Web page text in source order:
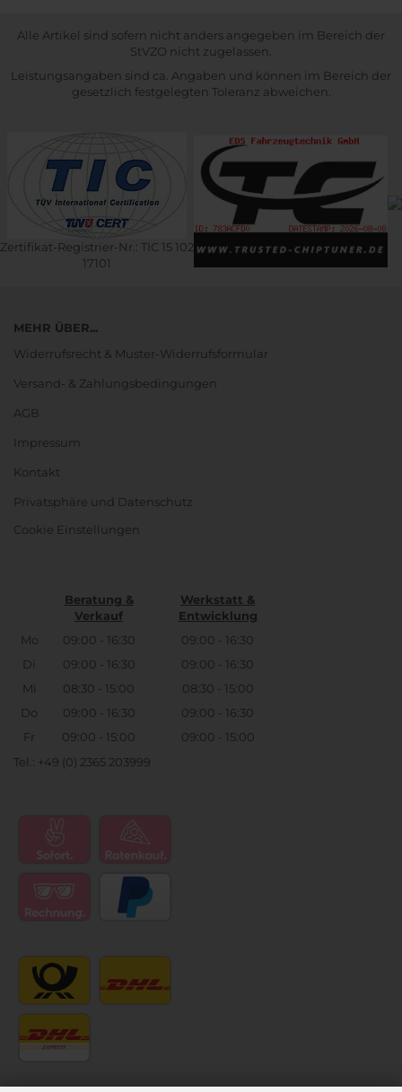
Alle Artikel sind sofern nicht anders angegeben im Bereich der
StVZO nicht zugelassen.
Leistungsangaben sind ca. Angaben und können im Bereich der
gesetzlich festgelegten Toleranz abweichen.
Zertifikat-Registrier-Nr.: TIC 15 102
17101
MEHR ÜBER...
Widerrufsrecht & Muster-Widerrufsformular
Versand- & Zahlungsbedingungen
AGB
Impressum
Kontakt
Privatsphäre und Datenschutz
Cookie Einstellungen
Beratung &
Verkauf
Werkstatt &
Entwicklung
Mo
09:00 - 16:30
09:00 - 16:30
Di
09:00 - 16:30
09:00 - 16:30
Mi
08:30 - 15:00
08:30 - 15:00
Do
09:00 - 16:30
09:00 - 16:30
Fr
09:00 - 15:00
09:00 - 15:00
Tel.: +49 (0) 2365 203999